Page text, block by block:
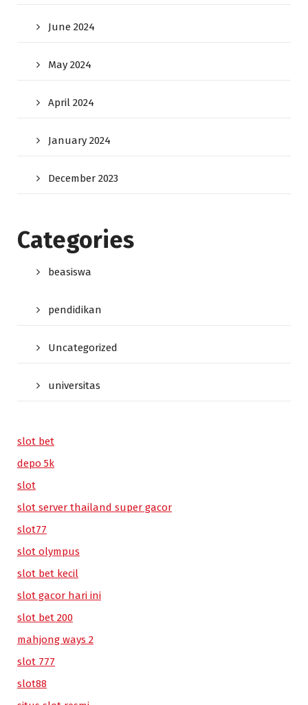
June 2024
May 2024
April 2024
January 2024
December 2023
Categories
beasiswa
pendidikan
Uncategorized
universitas
slot bet
depo 5k
slot
slot server thailand super gacor
slot77
slot olympus
slot bet kecil
slot gacor hari ini
slot bet 200
mahjong ways 2
slot 777
slot88